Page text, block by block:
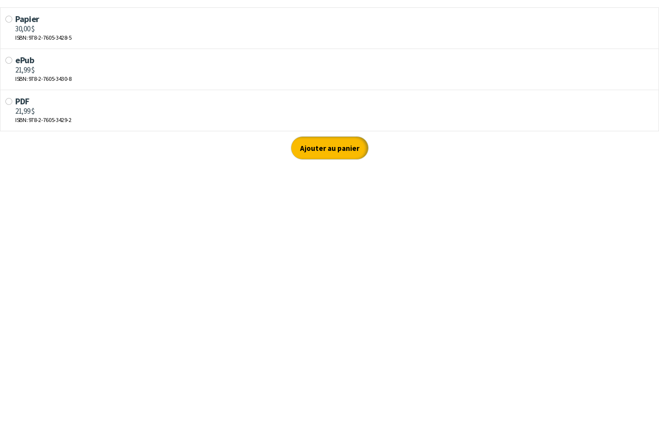
Papier
30,00 $
ISBN: 978-2-7605-3428-5
ePub
21,99 $
ISBN: 978-2-7605-3430-8
PDF
21,99 $
ISBN: 978-2-7605-3429-2
Ajouter au panier